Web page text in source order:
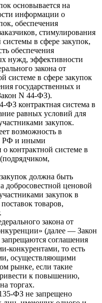
основывается на
информации о
обеспечения
стимулирования
в сфере закупок,
обеспечения
нужд, эффективности
закона от
системе в сфере закупок
государственных и
N 44-ФЗ).
ФЗ контрактная система в
равных условий для
закупок.
возможность в
РФ и иными
контрактной системе в
должна быть
добросовестной ценовой
закупок в
товаров,
закона от
(далее — Закон
соглашения
конкурентами, то есть
осуществляющими
рынке, если такие
к повышению,
торгах.
ФЗ не запрещено